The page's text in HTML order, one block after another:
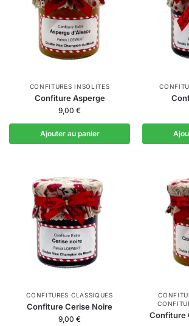
CONFITURES INSOLITES
Confiture Asperge
9,00 €
Ajouter au panier
CONFITURES CLASSIQUES
Confiture Cerise Noire
9,00 € Confiture